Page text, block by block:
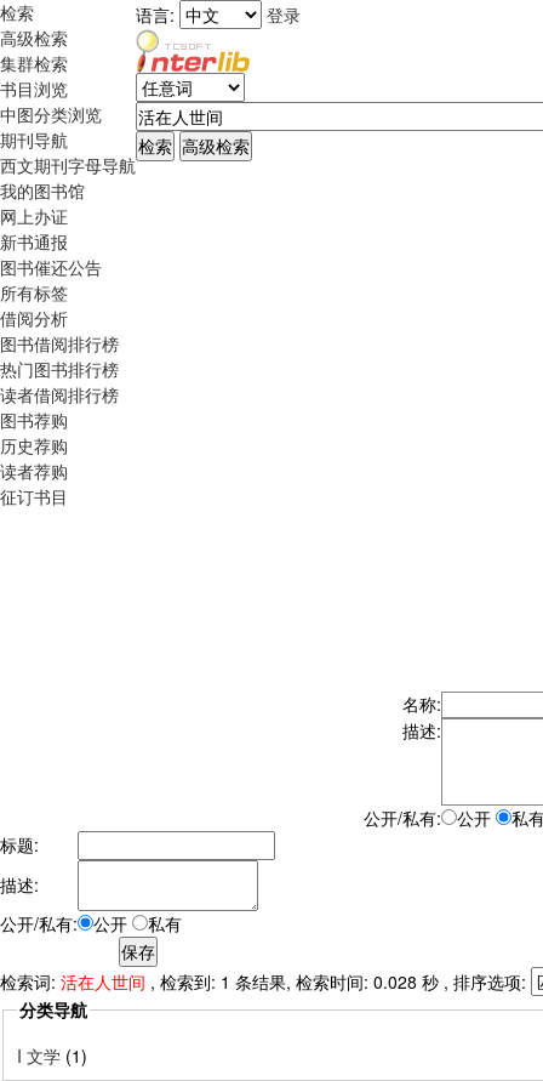
检索
高级检索
集群检索
书目浏览
中图分类浏览
期刊导航
西文期刊字母导航
我的图书馆
网上办证
新书通报
图书催还公告
所有标签
借阅分析
图书借阅排行榜
热门图书排行榜
读者借阅排行榜
图书荐购
历史荐购
读者荐购
征订书目
语言: 登录
名称:
描述:
公开/私有: 公开
私
标题:
描述:
公开/私有:
公开 私有
检索词: 活在人世间 , 检索到: 1 条结果, 检索时间: 0.028 秒 , 排序选项:
分类导航
I 文学 (1)